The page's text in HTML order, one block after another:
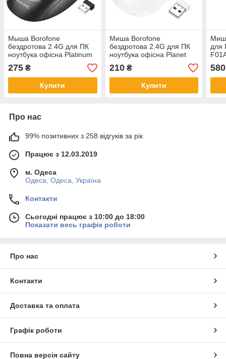
Мыша Borofone
бездротова 2.4G для ПК
ноутбука офісна Platinum
business BG7 Black
275 ₴
Купити
Миша Borofone
бездротова 2.4G для ПК
ноутбука офісна Planet
business BG14 White
210₴
Купити
для
580
Про нас
99% позитивних з 258 відгуків за рік
Працює з 12.03.2019
м. Одеса
Одеса, Одеса, Україна
Контакти
Сьогодні працює з 10:00 до 18:00
Показати весь графік роботи
Про нас
Контакти
Доставка та оплата
Графік роботи
Повна версія сайту